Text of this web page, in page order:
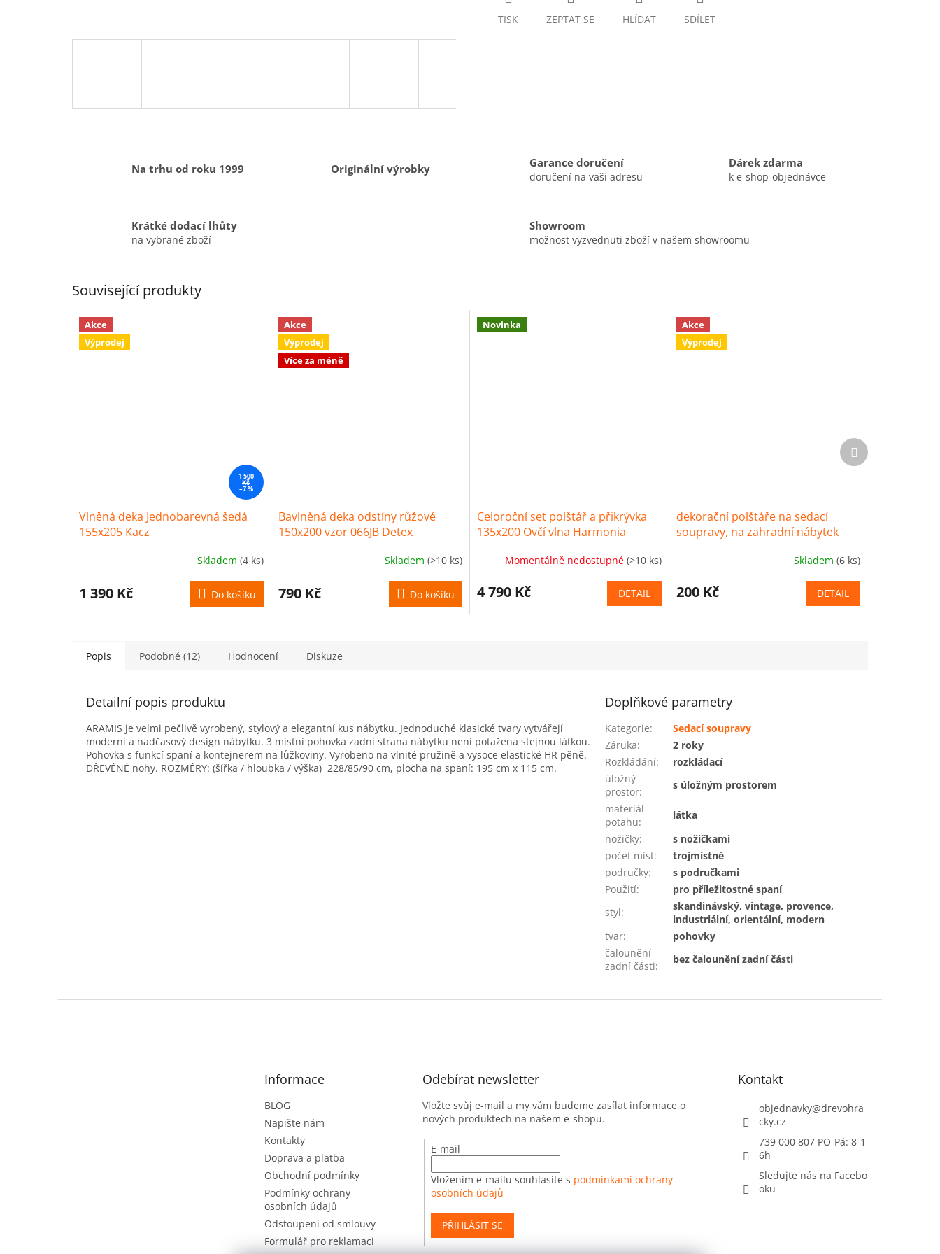
TISK ZEPTAT SE HLÍDAT SDÍLET
Na trhu od roku 1999 Originální výrobky Garance doručení
doručení na vaši adresu
Dárek zdarma
k e-shop-objednávce
Krátké dodací lhůty
na vybrané zboží
Showroom
možnost vyzvednuti zboží v našem showroomu
Související produkty
Akce
Výprodej
1 500
Kč
–7 %
Vlněná deka Jednobarevná šedá
155x205 Kacz
Skladem (4 ks)
1 390 Kč Do košíku
Akce
Výprodej
Více za méně
Bavlněná deka odstíny růžové
150x200 vzor 066JB Detex
Skladem (>10 ks)
790 Kč Do košíku
Novinka
Celoroční set polštář a přikrývka
135x200 Ovčí vlna Harmonia
Momentálně nedostupné (>10 ks)
4 790 Kč DETAIL
Akce
Výprodej
dekorační polštáře na sedací
soupravy, na zahradní nábytek
Skladem (6 ks)
200 Kč DETAIL
Další
produkt
Popis Podobné (12) Hodnocení Diskuze
Detailní popis produktu
ARAMIS je velmi pečlivě vyrobený, stylový a elegantní kus nábytku. Jednoduché klasické tvary vytvářejí
moderní a nadčasový design nábytku. 3 místní pohovka zadní strana nábytku není potažena stejnou látkou.
Pohovka s funkcí spaní a kontejnerem na lůžkoviny. Vyrobeno na vlnité pružině a vysoce elastické HR pěně.
DŘEVĚNÉ nohy. ROZMĚRY: (šířka / hloubka / výška) 228/85/90 cm, plocha na spaní: 195 cm x 115 cm.
Doplňkové parametry
Kategorie:
Sedací soupravy
Záruka:
2 roky
Rozkládání:
rozkládací
úložný
prostor:
s úložným prostorem
materiál
potahu:
látka
nožičky:
s nožičkami
počet míst:
trojmístné
područky:
s područkami
Použití:
pro příležitostné spaní
styl:
skandinávský, vintage, provence,
industriální, orientální, modern
tvar:
pohovky
čalounění
zadní části:
bez čalounění zadní části
Informace
BLOG
Napište nám
Kontakty
Doprava a platba
Obchodní podmínky
Podmínky ochrany
osobních údajů
Odstoupení od smlouvy
Formulář pro reklamaci
Odebírat newsletter
Vložte svůj e-mail a my vám budeme zasílat informace o
nových produktech na našem e-shopu.
E-mail
Vložením e-mailu souhlasíte s podmínkami ochrany
osobních údajů
PŘIHLÁSIT SE
Kontakt
objednavky@drevohra
cky.cz
739 000 807 PO-Pá: 8-1
6h
Sledujte nás na Facebo
oku